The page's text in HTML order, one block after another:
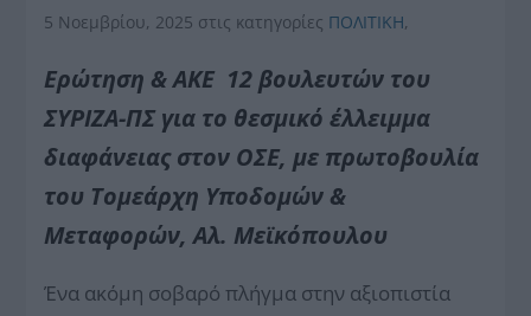
5 Νοεμβρίου, 2025 στις κατηγορίες ΠΟΛΙΤΙΚΗ,
Ερώτηση & ΑΚΕ 12 βουλευτών του
ΣΥΡΙΖΑ-ΠΣ για το θεσμικό έλλειμμα
διαφάνειας στον ΟΣΕ, με πρωτοβουλία
του Τομεάρχη Υποδομών &
Μεταφορών, Αλ. Μεϊκόπουλου
Ένα ακόμη σοβαρό πλήγμα στην αξιοπιστία